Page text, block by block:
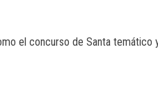
el concurso de Santa temático